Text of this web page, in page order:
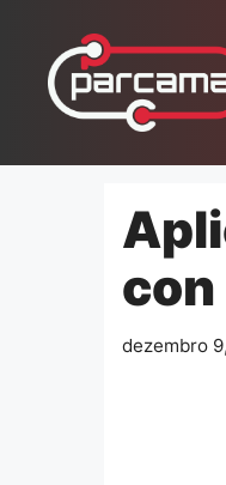
conteúdo
con
dezembro